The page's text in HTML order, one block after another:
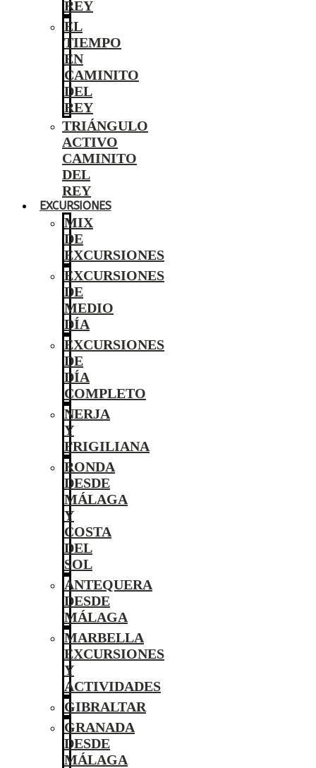
REY
EL
TIEMPO
EN
CAMINITO
DEL
REY
TRIÁNGULO
ACTIVO
CAMINITO
DEL
REY
EXCURSIONES
MIX
DE
EXCURSIONES
EXCURSIONES
DE
MEDIO
DÍA
EXCURSIONES
DE
DÍA
COMPLETO
NERJA
Y
FRIGILIANA
RONDA
DESDE
MÁLAGA
Y
COSTA
DEL
SOL
ANTEQUERA
DESDE
MÁLAGA
MARBELLA
EXCURSIONES
Y
ACTIVIDADES
GIBRALTAR
GRANADA
DESDE
MÁLAGA